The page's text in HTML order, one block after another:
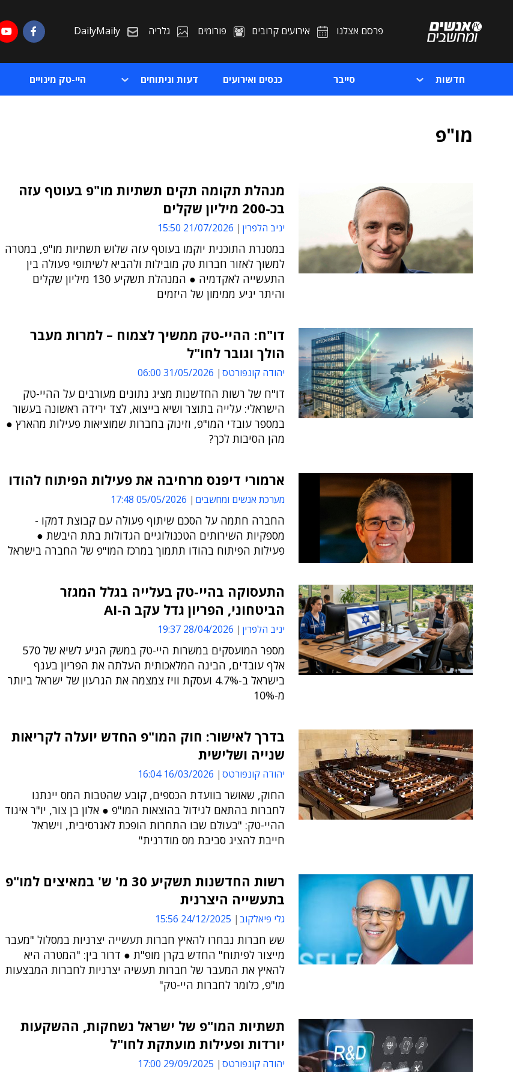
פרסם אצלנו אירועים קרובים פורומים גלריה DailyMaily
חדשות סייבר כנסים ואירועים דעות וניתוחים היי-טק מינויים
מו"פ
מנהלת תקומה תקים תשתיות מו"פ בעוטף עזה
בכ-200 מיליון שקלים
יניב הלפרין 21/07/2026 15:50
במסגרת התוכנית יוקמו בעוטף עזה שלוש תשתיות מו"פ, במטרה
למשוך לאזור חברות טק מובילות ולהביא לשיתופי פעולה בין
התעשייה לאקדמיה ● המנהלת תשקיע 130 מיליון שקלים
והיתר יגיע ממימון של היזמים
דו"ח: ההיי-טק ממשיך לצמוח – למרות מעבר
הולך וגובר לחו"ל
יהודה קונפורטס 31/05/2026 06:00
דו"ח של רשות החדשנות מציג נתונים מעורבים על ההיי-טק
הישראלי: עלייה בתוצר ושיא בייצוא, לצד ירידה ראשונה בעשור
במספר עובדי המו"פ, וזינוק בחברות שמוציאות פעילות מהארץ ●
מהן הסיבות לכך?
ארמורי דיפנס מרחיבה את פעילות הפיתוח להודו
מערכת אנשים ומחשבים 05/05/2026 17:48
החברה חתמה על הסכם שיתוף פעולה עם קבוצת דמקו -
מספקיות השירותים הטכנולוגיים הגדולות בתת היבשת ●
פעילות הפיתוח בהודו תתמוך במרכז המו"פ של החברה בישראל
התעסוקה בהיי-טק בעלייה בגלל המגזר
הביטחוני, הפריון גדל עקב ה-AI
יניב הלפרין 28/04/2026 19:37
מספר המועסקים במשרות היי-טק במשק הגיע לשיא של 570
אלף עובדים, הבינה המלאכותית העלתה את הפריון בענף
בישראל ב-4.7% ועסקת וויז צמצמה את הגרעון של ישראל ביותר
מ-10%
בדרך לאישור: חוק המו"פ החדש יועלה לקריאות
שנייה ושלישית
יהודה קונפורטס 16/03/2026 16:04
החוק, שאושר בוועדת הכספים, קובע שהטבות המס יינתנו
לחברות בהתאם לגידול בהוצאות המו"פ ● אלון בן צור, יו"ר איגוד
ההיי-טק: "בעולם שבו התחרות הופכת לאגרסיבית, וישראל
חייבת להציג סביבת מס מודרנית"
רשות החדשנות תשקיע 30 מ' ש' במאיצים למו"פ
בתעשייה היצרנית
גלי פיאלקוב 24/12/2025 15:56
שש חברות נבחרו להאיץ חברות תעשייה יצרניות במסלול "מעבר
מייצור לפיתוח" החדש בקרן מופ"ת ● דרור בין: "המטרה היא
להאיץ את המעבר של חברות תעשיה יצרניות לחברות המבצעות
מו"פ, כלומר לחברות היי-טק"
תשתיות המו"פ של ישראל נשחקות, ההשקעות
יורדות ופעילות מועתקת לחו"ל
יהודה קונפורטס 29/09/2025 17:00